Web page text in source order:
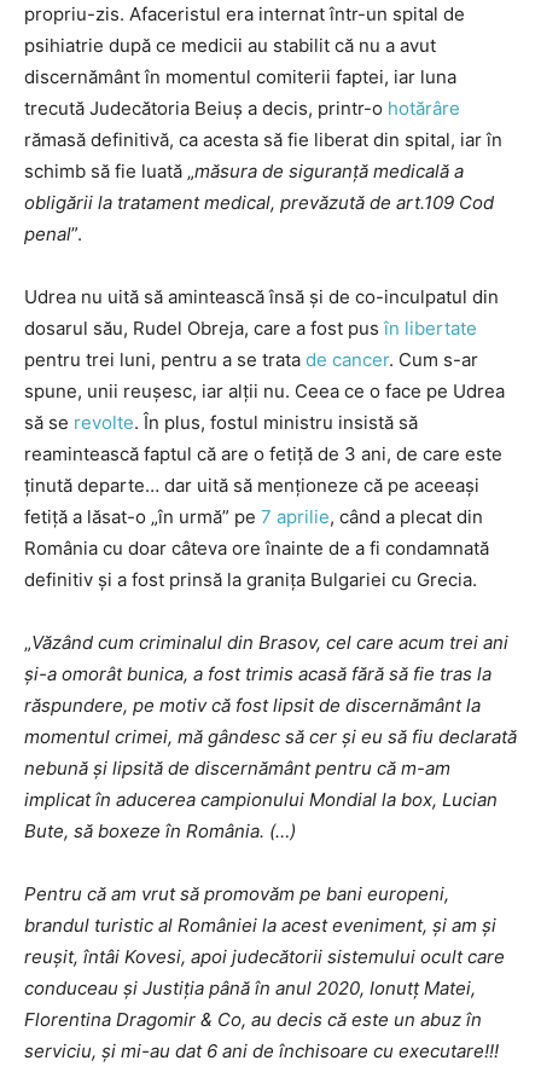
propriu-zis. Afaceristul era internat într-un spital de
psihiatrie după ce medicii au stabilit că nu a avut
discernământ în momentul comiterii faptei, iar luna
trecută Judecătoria Beiuș a decis, printr-o hotărâre
rămasă definitivă, ca acesta să fie liberat din spital, iar în
schimb să fie luată „măsura de siguranţă medicală a
obligării la tratament medical, prevăzută de art.109 Cod
penal”.
Udrea nu uită să amintească însă și de co-inculpatul din
dosarul său, Rudel Obreja, care a fost pusîn libertate
pentru trei luni, pentru a se trata de cancer. Cum s-ar
spune, unii reușesc, iar alții nu. Ceea ce o face pe Udrea
să se revolte. În plus, fostul ministru insistă să
reamintească faptul că are o fetiță de 3 ani, de care este
ținută departe… dar uită să menționeze că pe aceeași
fetiță a lăsat-o „în urmă” pe 7 aprilie, când a plecat din
România cu doar câteva ore înainte de a fi condamnată
definitiv și a fost prinsă la graniţa Bulgariei cu Grecia.
„Văzând cum criminalul din Brasov, cel care acum trei ani
și-a omorât bunica, a fost trimis acasă fără să fie tras la
răspundere, pe motiv că fost lipsit de discernământ la
momentul crimei, mă gândesc să cer și eu să fiu declarată
nebună și lipsită de discernământ pentru că m-am
implicat în aducerea campionului Mondial la box, Lucian
Bute, să boxeze în România. (…)
Pentru că am vrut să promovăm pe bani europeni,
brandul turistic al României la acest eveniment, și am și
reușit, întâi Kovesi, apoi judecătorii sistemului ocult care
conduceau și Justiția până în anul 2020, Ionutț Matei,
Florentina Dragomir & Co, au decis că este un abuz în
serviciu, și mi-au dat 6 ani de închisoare cu executare!!!